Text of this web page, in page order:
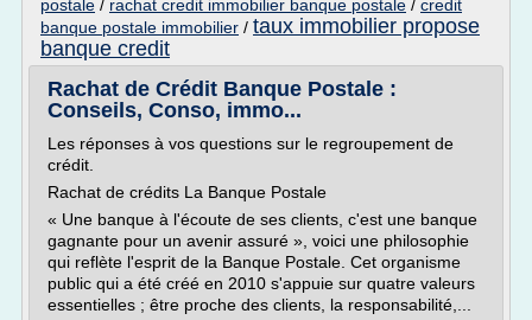
postale / rachat credit immobilier banque postale / credit
banque postale immobilier / taux immobilier propose
banque credit
Rachat de Crédit Banque Postale :
Conseils, Conso, immo...
Les réponses à vos questions sur le regroupement de
crédit.
Rachat de crédits La Banque Postale
« Une banque à l'écoute de ses clients, c'est une banque
gagnante pour un avenir assuré », voici une philosophie
qui reflète l'esprit de la Banque Postale. Cet organisme
public qui a été créé en 2010 s'appuie sur quatre valeurs
essentielles ; être proche des clients, la responsabilité,...